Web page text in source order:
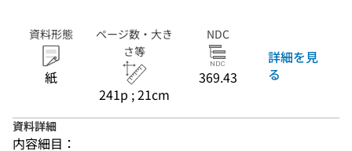
資料形態
紙
ページ数・大き
さ等
241p ; 21cm
NDC
369.43
詳細を見
る
資料詳細
内容細目：